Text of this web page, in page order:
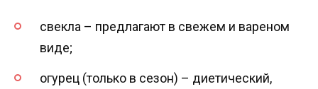
свекла – предлагают в свежем и вареном
виде;
огурец (только в сезон) – диетический,